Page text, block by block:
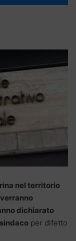
nel territorio
dichiarato
per difetto